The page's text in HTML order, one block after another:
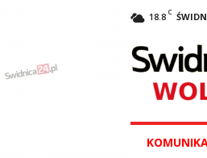
18.8 C
w